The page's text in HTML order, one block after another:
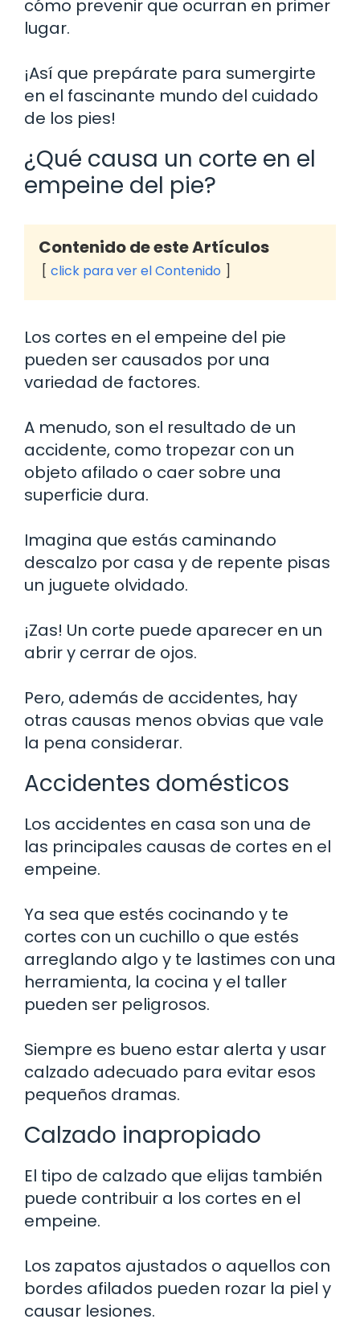
cómo prevenir que ocurran en primer
lugar.
¡Así que prepárate para sumergirte
en el fascinante mundo del cuidado
de los pies!
¿Qué causa un corte en el
empeine del pie?
Contenido de este Artículos
click para ver el Contenido
Los cortes en el empeine del pie
pueden ser causados por una
variedad de factores.
A menudo, son el resultado de un
accidente, como tropezar con un
objeto afilado o caer sobre una
superficie dura.
Imagina que estás caminando
descalzo por casa y de repente pisas
un juguete olvidado.
¡Zas! Un corte puede aparecer en un
abrir y cerrar de ojos.
Pero, además de accidentes, hay
otras causas menos obvias que vale
la pena considerar.
Accidentes domésticos
Los accidentes en casa son una de
las principales causas de cortes en el
empeine.
Ya sea que estés cocinando y te
cortes con un cuchillo o que estés
arreglando algo y te lastimes con una
herramienta, la cocina y el taller
pueden ser peligrosos.
Siempre es bueno estar alerta y usar
calzado adecuado para evitar esos
pequeños dramas.
Calzado inapropiado
El tipo de calzado que elijas también
puede contribuir a los cortes en el
empeine.
Los zapatos ajustados o aquellos con
bordes afilados pueden rozar la piel y
causar lesiones.